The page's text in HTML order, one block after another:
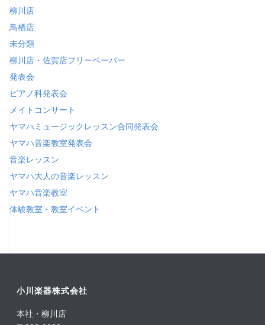
柳川店
鳥栖店
未分類
柳川店・佐賀店フリーペーパー
発表会
ピアノ科発表会
メイトコンサート
ヤマハミュージックレッスン合同発表会
ヤマハ音楽教室発表会
音楽レッスン
ヤマハ大人の音楽レッスン
ヤマハ音楽教室
体験教室・教室イベント
小川楽器株式会社
本社・柳川店